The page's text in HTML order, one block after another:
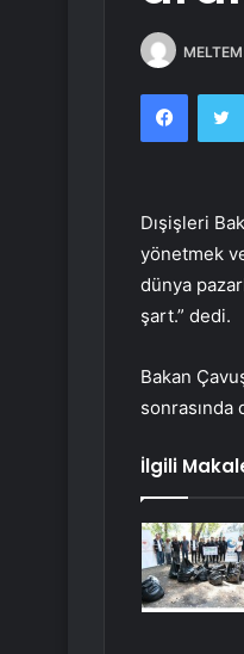
Dışişleri
yönetmek
dünya
şart.” dedi.
Bakan
sonrasında
İlgili